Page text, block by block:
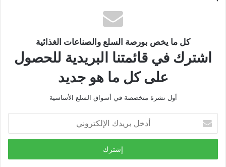
كل ما يخص بورصة السلع والصناعات الغذائية
اشترك في قائمتنا البريدية للحصول
على كل ما هو جديد
أول نشرة متخصصة في أسواق السلع الأساسية
بريدك
الإلكتروني